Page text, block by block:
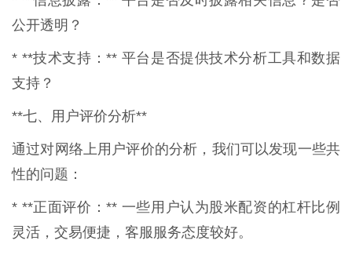
公开透明？
* **技术支持：** 平台是否提供技术分析工具和数据
支持？
**七、用户评价分析**
通过对网络上用户评价的分析，我们可以发现一些共
性的问题：
* **正面评价：** 一些用户认为股米配资的杠杆比例
灵活，交易便捷，客服服务态度较好。